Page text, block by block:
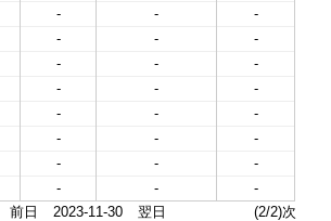
- -
-
- -
-
- -
-
- -
-
- -
-
- -
-
- -
-
- -
-
前日
2023-11-30 翌日 (2/2)次